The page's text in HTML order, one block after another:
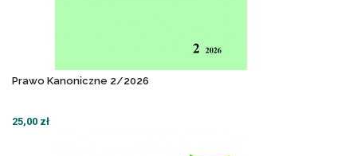
Prawo Kanoniczne 2/2026
25,00 zł